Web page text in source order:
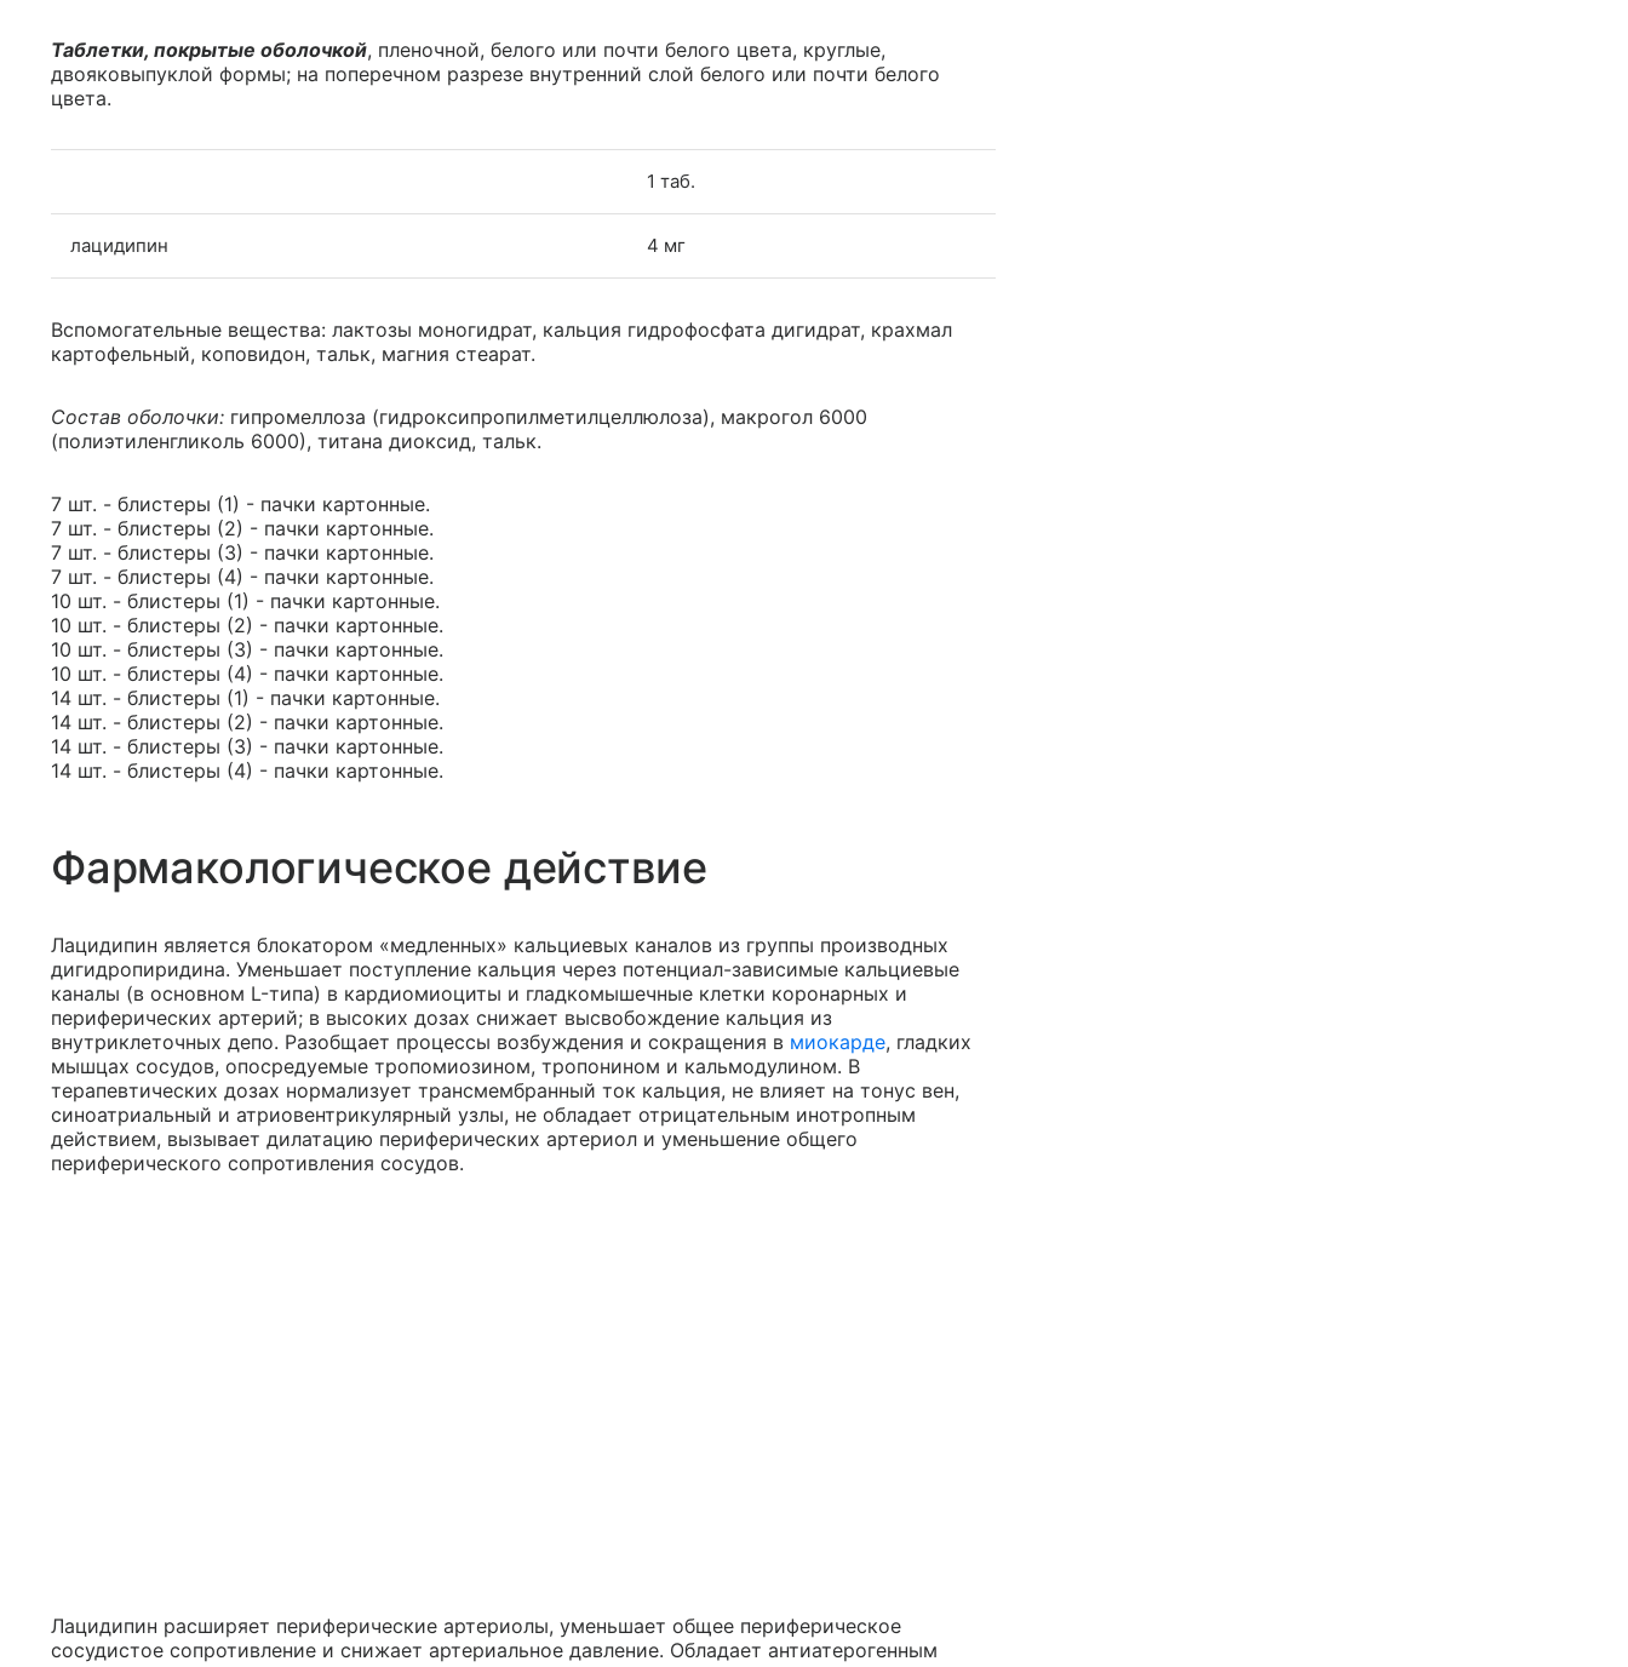
Таблетки, покрытые оболочкой, пленочной, белого или почти белого цвета, круглые,
двояковыпуклой формы; на поперечном разрезе внутренний слой белого или почти белого
цвета.
1 таб.
лацидипин 4 мг
Вспомогательные вещества: лактозы моногидрат, кальция гидрофосфата дигидрат, крахмал
картофельный, коповидон, тальк, магния стеарат.
Состав оболочки: гипромеллоза (гидроксипропилметилцеллюлоза), макрогол 6000
(полиэтиленгликоль 6000), титана диоксид, тальк.
7 шт. - блистеры (1) - пачки картонные.
7 шт. - блистеры (2) - пачки картонные.
7 шт. - блистеры (3) - пачки картонные.
7 шт. - блистеры (4) - пачки картонные.
10 шт. - блистеры (1) - пачки картонные.
10 шт. - блистеры (2) - пачки картонные.
10 шт. - блистеры (3) - пачки картонные.
10 шт. - блистеры (4) - пачки картонные.
14 шт. - блистеры (1) - пачки картонные.
14 шт. - блистеры (2) - пачки картонные.
14 шт. - блистеры (3) - пачки картонные.
14 шт. - блистеры (4) - пачки картонные.
Фармакологическое действие
Лацидипин является блокатором «медленных» кальциевых каналов из группы производных
дигидропиридина. Уменьшает поступление кальция через потенциал-зависимые кальциевые
каналы (в основном L-типа) в кардиомиоциты и гладкомышечные клетки коронарных и
периферических артерий; в высоких дозах снижает высвобождение кальция из
внутриклеточных депо. Разобщает процессы возбуждения и сокращения в миокарде, гладких
мышцах сосудов, опосредуемые тропомиозином, тропонином и кальмодулином. В
терапевтических дозах нормализует трансмембранный ток кальция, не влияет на тонус вен,
синоатриальный и атриовентрикулярный узлы, не обладает отрицательным инотропным
действием, вызывает дилатацию периферических артериол и уменьшение общего
периферического сопротивления сосудов.
Лацидипин расширяет периферические артериолы, уменьшает общее периферическое
сосудистое сопротивление и снижает артериальное давление. Обладает антиатерогенным